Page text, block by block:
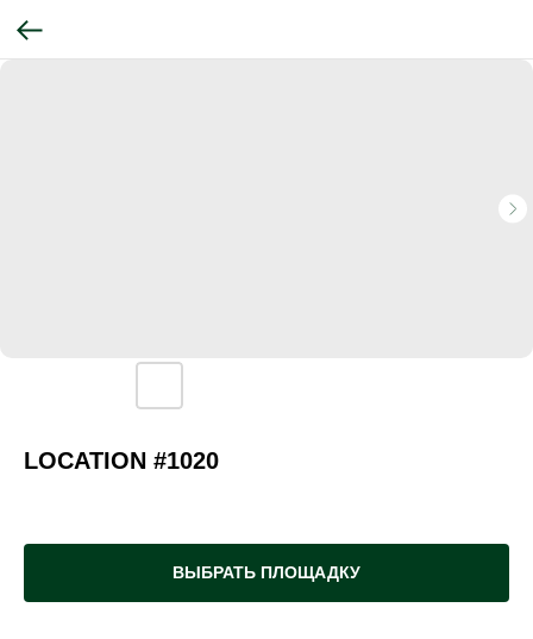
LOCATION #1020
ВЫБРАТЬ ПЛОЩАДКУ